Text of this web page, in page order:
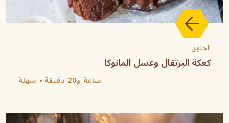
الحلوى
كعكة البرتقال وعسل المانوكا
سهلة ساعة و20 دقيقة